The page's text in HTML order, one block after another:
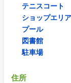
テニスコート
ショップエリア
プール
図書館
駐車場
住所